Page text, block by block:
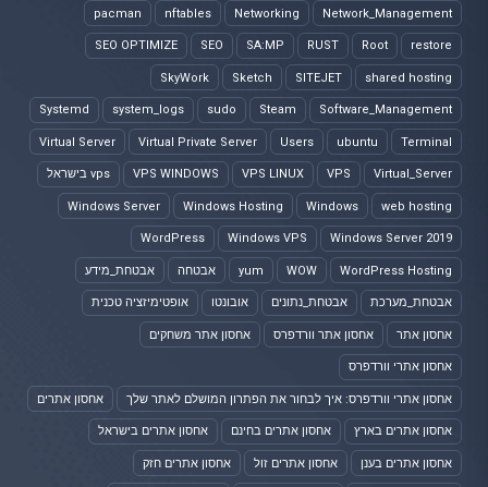
Network_Management
Networking
nftables
pacman
restore
Root
RUST
SA:MP
SEO
SEO OPTIMIZE
shared hosting
SITEJET
Sketch
SkyWork
Software_Management
Steam
sudo
system_logs
Systemd
Terminal
ubuntu
Users
Virtual Private Server
Virtual Server
Virtual_Server
VPS
VPS LINUX
VPS WINDOWS vps בישראל
web hosting
Windows
Windows Hosting
Windows Server
Windows Server 2019
Windows VPS
WordPress
WordPress Hosting
WOW
yum אבטחה אבטחת_מידע
אבטחת_מערכת אבטחת_נתונים אובונטו אופטימיזציה טכנית
אחסון אתר אחסון אתר וורדפרס אחסון אתר משחקים
אחסון אתרי וורדפרס
אחסון אתרי וורדפרס: איך לבחור את הפתרון המושלם לאתר שלך אחסון אתרים
אחסון אתרים בארץ אחסון אתרים בחינם אחסון אתרים בישראל
אחסון אתרים בענן אחסון אתרים זול אחסון אתרים חזק